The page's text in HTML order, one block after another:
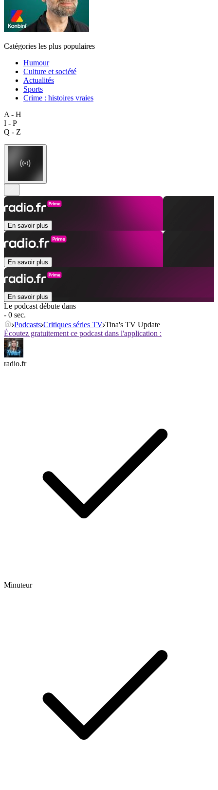
Catégories les plus populaires
Humour
Culture et société
Actualités
Sports
Crime : histoires vraies
A - H
I - P
Q - Z
En savoir plus
En savoir plus
En savoir plus
Le podcast débute dans
- 0 sec.
Podcasts Critiques séries TV Tina's TV Update
Écoutez gratuitement ce podcast dans l'application :
radio.fr
Minuteur